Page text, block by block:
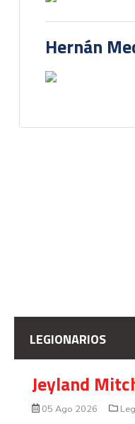
Hernán
LEGIONARIOS
Jeyland
05 Ago 2026